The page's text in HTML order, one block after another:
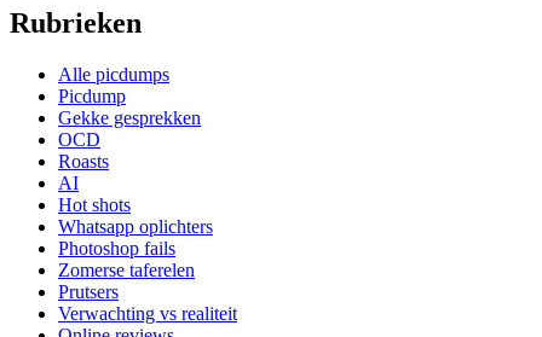
Rubrieken
Alle picdumps
Picdump
Gekke gesprekken
OCD
Roasts
AI
Hot shots
Whatsapp oplichters
Photoshop fails
Zomerse taferelen
Prutsers
Verwachting vs realiteit